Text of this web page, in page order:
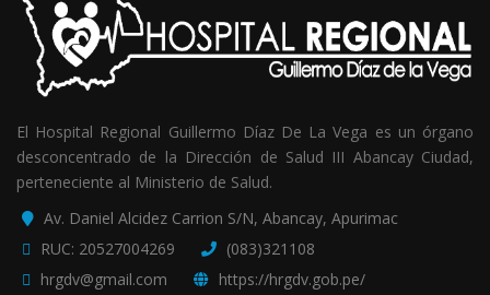
El Hospital Regional Guillermo Díaz De La Vega es un órgano
desconcentrado de la Dirección de Salud III Abancay Ciudad,
perteneciente al Ministerio de Salud.
Av. Daniel Alcidez Carrion S/N, Abancay, Apurimac
RUC: 20527004269
(083)321108
hrgdv@gmail.com
https://hrgdv.gob.pe/